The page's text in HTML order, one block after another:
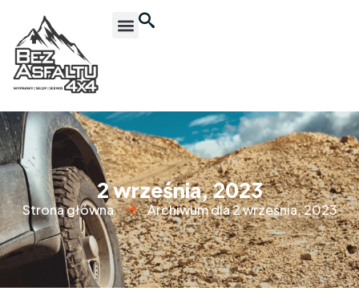
2 września, 2023
Strona główna Archiwum dla 2 września, 2023